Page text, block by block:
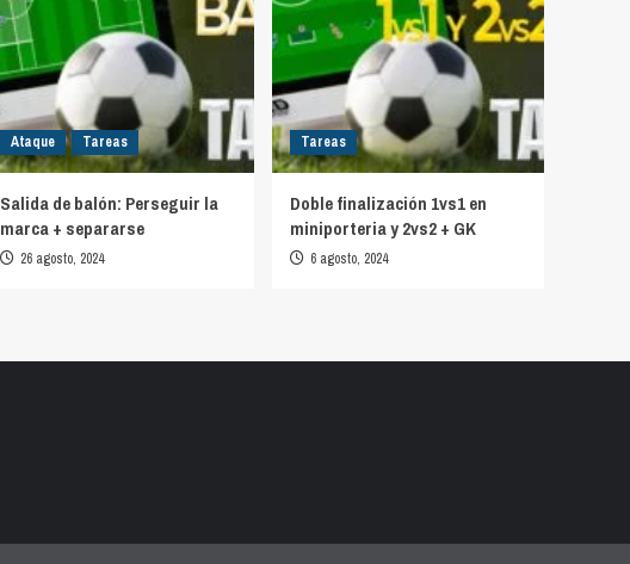
Ataque Tareas
Salida de balón: Perseguir la
marca + separarse
26 agosto, 2024
Tareas
Doble finalización 1vs1 en
miniporteria y 2vs2 + GK
6 agosto, 2024